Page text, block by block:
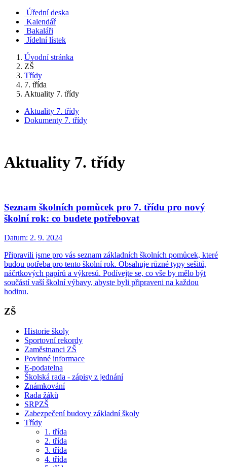
Úřední deska
Kalendář
Bakaláři
Jídelní lístek
Úvodní stránka
ZŠ
Třídy
7. třída
Aktuality 7. třídy
Aktuality 7. třídy
Dokumenty 7. třídy
Aktuality 7. třídy
Seznam školních pomůcek pro 7. třídu pro nový
školní rok: co budete potřebovat
Datum: 2. 9. 2024
Připravili jsme pro vás seznam základních školních pomůcek, které
budou potřeba pro tento školní rok. Obsahuje různé typy sešitů,
náčrtkových papírů a výkresů. Podívejte se, co vše by mělo být
součástí vaší školní výbavy, abyste byli připraveni na každou
hodinu.
ZŠ
Historie školy
Sportovní rekordy
Zaměstnanci ZŠ
Povinné informace
E-podatelna
Školská rada - zápisy z jednání
Známkování
Rada žáků
SRPZŠ
Zabezpečení budovy základní školy
Třídy
1. třída
2. třída
3. třída
4. třída